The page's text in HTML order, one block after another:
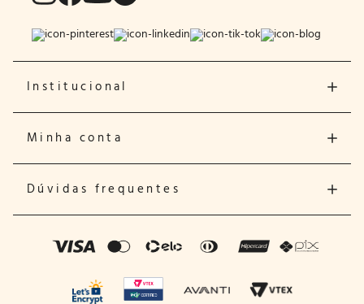
Institucional
Minha conta
Dúvidas frequentes